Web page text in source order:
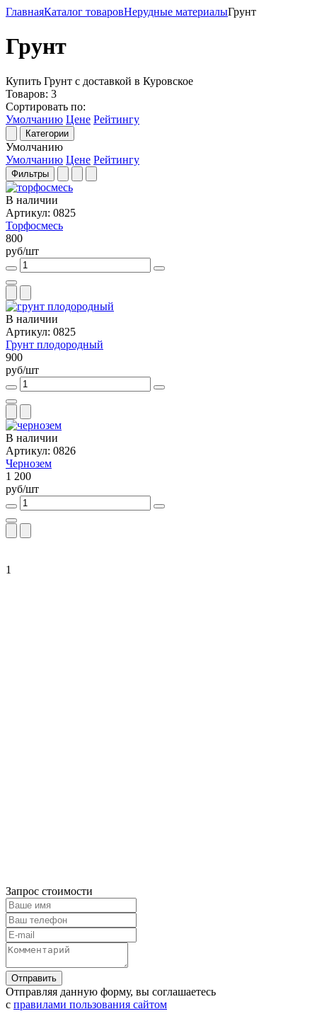
ГлавнаяКаталог товаровНерудные материалыГрунт
Грунт
Купить Грунт с доставкой в Куровское
Товаров: 3
Сортировать по:
Умолчанию Цене Рейтингу
Категории
Умолчанию
Умолчанию Цене Рейтингу
Фильтры
В наличии
Артикул: 0825
Торфосмесь
800
руб/шт
В наличии
Артикул: 0825
Грунт плодородный
900
руб/шт
В наличии
Артикул: 0826
Чернозем
1 200
руб/шт
1
Запрос стоимости
Отправляя данную форму, вы соглашаетесь
с правилами пользования сайтом